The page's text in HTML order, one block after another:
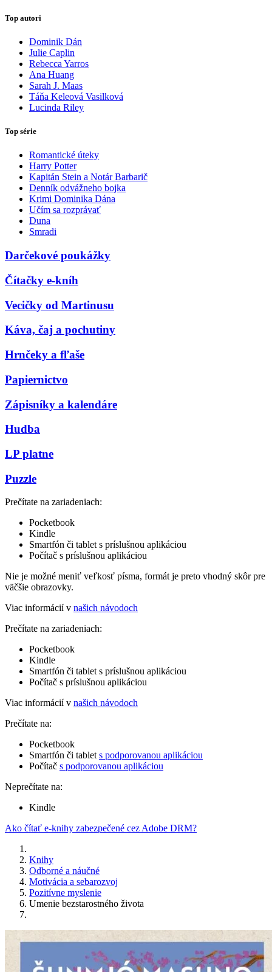
Top autori
Dominik Dán
Julie Caplin
Rebecca Yarros
Ana Huang
Sarah J. Maas
Táňa Keleová Vasilková
Lucinda Riley
Top série
Romantické úteky
Harry Potter
Kapitán Stein a Notár Barbarič
Denník odvážneho bojka
Krimi Dominika Dána
Učím sa rozprávať
Duna
Smradi
Darčekové poukážky
Čítačky e-kníh
Vecičky od Martinusu
Káva, čaj a pochutiny
Hrnčeky a fľaše
Papiernictvo
Zápisníky a kalendáre
Hudba
LP platne
Puzzle
Prečítate na zariadeniach:
Pocketbook
Kindle
Smartfón či tablet s príslušnou aplikáciou
Počítač s príslušnou aplikáciou
Nie je možné meniť veľkosť písma, formát je preto vhodný skôr pre
väčšie obrazovky.
Viac informácií v našich návodoch
Prečítate na zariadeniach:
Pocketbook
Kindle
Smartfón či tablet s príslušnou aplikáciou
Počítač s príslušnou aplikáciou
Viac informácií v našich návodoch
Prečítate na:
Pocketbook
Smartfón či tablet s podporovanou aplikáciou
Počítač s podporovanou aplikáciou
Neprečítate na:
Kindle
Ako čítať e-knihy zabezpečené cez Adobe DRM?
Knihy
Odborné a náučné
Motivácia a sebarozvoj
Pozitívne myslenie
Umenie bezstarostného života